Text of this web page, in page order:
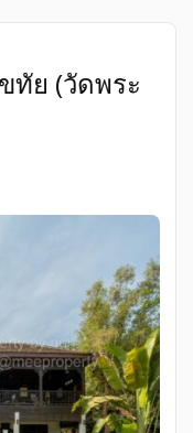
องรับลูกค้าได้
พร้อมสัญญาเช่าที่ดิน
บาท/เดือน
Line ID :
อาคารแบ่งเป็น 2 ชั้น
ทัย (วัดพระ